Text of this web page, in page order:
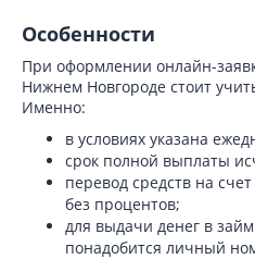
Особенности
При оформлении онлайн-
Нижнем Новгороде стоит
Именно:
в условиях указана
срок полной выплаты
перевод средств на
без процентов;
для выдачи денег в
понадобится личный